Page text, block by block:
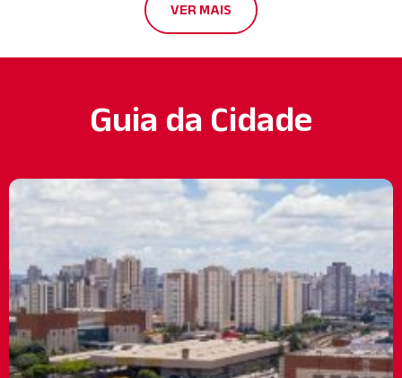
VER MAIS
Guia da Cidade